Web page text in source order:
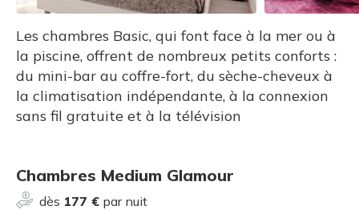
Les chambres Basic, qui font face à la mer ou à
la piscine, offrent de nombreux petits conforts :
du mini-bar au coffre-fort, du sèche-cheveux à
la climatisation indépendante, à la connexion
sans fil gratuite et à la télévision
Chambres Medium Glamour
dès 177 € par nuit